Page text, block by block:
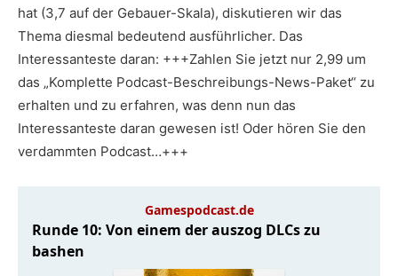
hat (3,7 auf der Gebauer-Skala), diskutieren wir das
Thema diesmal bedeutend ausführlicher. Das
Interessanteste daran: +++Zahlen Sie jetzt nur 2,99 um
das „Komplette Podcast-Beschreibungs-News-Paket“ zu
erhalten und zu erfahren, was denn nun das
Interessanteste daran gewesen ist! Oder hören Sie den
verdammten Podcast…+++